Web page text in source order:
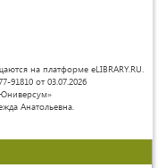
на платформе eLIBRARY.RU.
от 03.07.2026
Анатольевна.